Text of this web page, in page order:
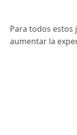
Para todos estos
aumentar la